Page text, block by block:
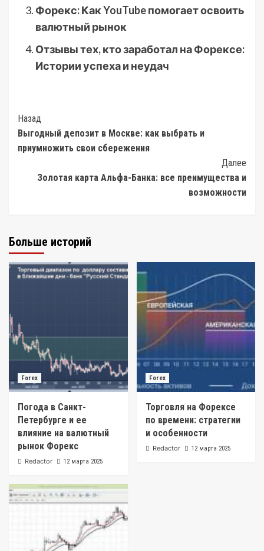
Форекс: Как YouTube помогает освоить
валютный рынок
Отзывы тех, кто заработал на Форексе:
Истории успеха и неудач
Post
Navigation
Назад
Выгодный депозит в Москве: как выбрать и
приумножить свои сбережения
Далее
Золотая карта Альфа-Банка: все преимущества и
возможности
Больше историй
Forex
Погода в Санкт-
Петербурге и ее
влияние на валютный
рынок Форекс
Redactor 12 марта 2025
Forex
Торговля на Форексе
по времени: стратегии
и особенности
Redactor 12 марта 2025